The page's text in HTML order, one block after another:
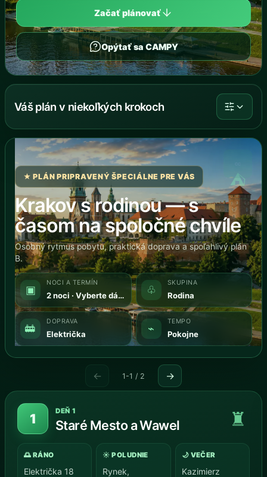
Začať plánovať
Opýtať sa CAMPY
Váš plán v niekoľkých krokoch
★ PLÁN PRIPRAVENÝ ŠPECIÁLNE PRE VÁS
Krakov s rodinou — s
časom na spoločné chvíle
Osobný rytmus pobytu, praktická doprava a spoľahlivý plán
B.
▣
NOCI A TERMÍN
2 noci · Vyberte dátum ♧
SKUPINA
Rodina
🚋
DOPRAVA
Električka ⌁
TEMPO
Pokojne
⛺
← 1-1 / 2 →
1
DEŇ 1
Staré Mesto a Wawel ♜
🌅 RÁNO
Električka 18
☀️ POLUDNIE
Rynek,
🌙 VEČER
Kazimierz